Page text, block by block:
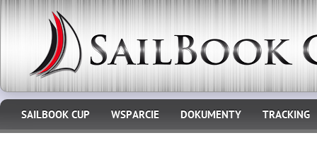
SAILBOOK CUP WSPARCIE DOKUMENTY TRACKING